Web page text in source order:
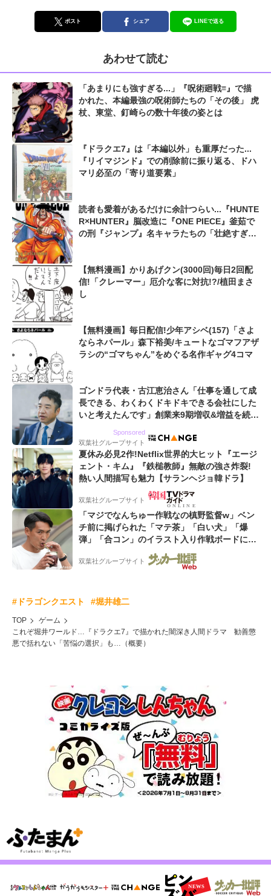
ポスト シェア LINEで送る
あわせて読む
「あまりにも強すぎる...」『呪術廻戦≡』で描
かれた、本編最強の呪術師たちの「その後」 虎
杖、東堂、釘崎らの数十年後の姿とは
『ドラクエ7』は「本編以外」も重厚だった...
『リイマジンド』での削除前に振り返る、ドハ
マリ必至の「寄り道要素」
読者も愛着があるだけに余計つらい...『HUNTE
R×HUNTER』脳改造に『ONE PIECE』釜茹で
の刑『ジャンプ』名キャラたちの「壮絶すぎる
【無料漫画】かりあげクン(3000回)毎日2回配
信!「クレーマー」厄介な客に対抗!?/植田まさ
し
【無料漫画】毎日配信!少年アシベ(157)「さよ
ならネパール」森下裕美/キュートなゴマフアザ
ラシの“ゴマちゃん”をめぐる名作ギャグ4コマ
ゴンドラ代表・古江恵治さん「仕事を通して成
長できる、わくわくドキドキできる会社にした
いと考えたんです」創業来9期増収&増益を続け
Sponsored
双葉社グループサイト
夏休み必見2作!Netflix世界的大ヒット『エージ
ェント・キム』『鉄槌教師』無敵の強さ炸裂!
熱い人間描写も魅力【サランヘジョ韓ドラ】
双葉社グループサイト
「マジでなんちゅー作戦なの槙野監督w」ベン
チ前に掲げられた「マテ茶」「白い犬」「爆
弾」「合コン」のイラスト入り作戦ボードにフ
ァン困惑!「想像よりデカくて吹いた」
双葉社グループサイト
#ドラゴンクエスト #堀井雄二
TOP
ゲーム
これぞ堀井ワールド…『ドラクエ7』で描かれた闇深き人間ドラマ 勧善懲
悪で括れない「苦悩の選択」も…（概要）